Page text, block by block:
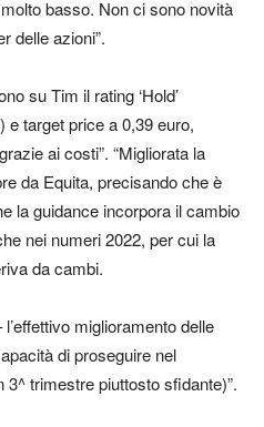
basso. Non ci sono novità
delle azioni”.
su Tim il rating ‘Hold’
e target price a 0,39 euro,
ai costi”. “Migliorata la
da Equita, precisando che è
la guidance incorpora il cambio
nei numeri 2022, per cui la
da cambi.
miglioramento delle
di proseguire nel
trimestre piuttosto sfidante)”.